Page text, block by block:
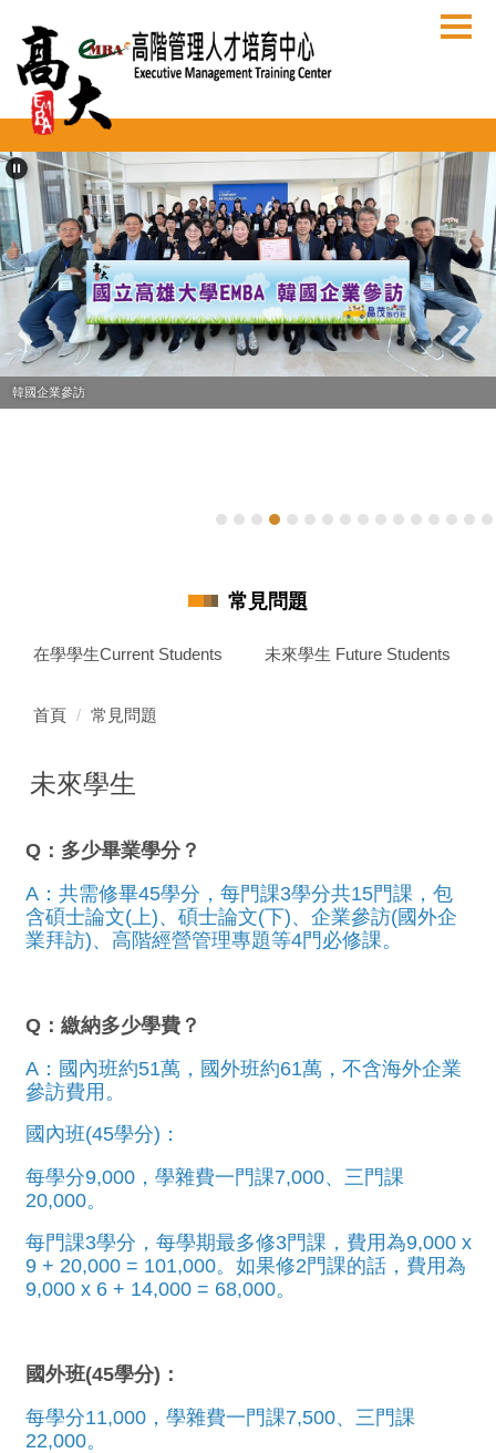
到
主
要
區
韓國企業參訪
常見問題
在學學生Current Students 未來學生 Future Students
首頁 常見問題
未來學生
Q：多少畢業學分？
A：共需修畢45學分，每門課3學分共15門課，包
含碩士論文(上)、碩士論文(下)、企業參訪(國外企
業拜訪)、高階經營管理專題等4門必修課。
Q：繳納多少學費？
A：國內班約51萬，國外班約61萬，不含海外企業
參訪費用。
國內班(45學分)：
每學分9,000，學雜費一門課7,000、三門課
20,000。
每門課3學分，每學期最多修3門課，費用為9,000 x
9 + 20,000 = 101,000。如果修2門課的話，費用為
9,000 x 6 + 14,000 = 68,000。
國外班(45學分)：
每學分11,000，學雜費一門課7,500、三門課
22,000。